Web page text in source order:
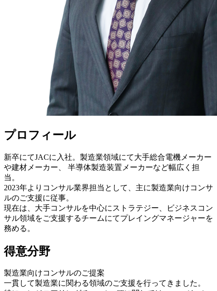
プロフィール
新卒にてJACに入社。製造業領域にて大手総合電機メーカー
や建材メーカー、 半導体製造装置メーカーなど幅広く担
当。
2023年よりコンサル業界担当として、主に製造業向けコンサ
ルのご支援に従事。
現在は、大手コンサルを中心にストラテジー、ビジネスコン
サル領域をご支援するチームにてプレイングマネージャーを
務める。
得意分野
製造業向けコンサルのご提案
一貫して製造業に関わる領域のご支援を行ってきました。